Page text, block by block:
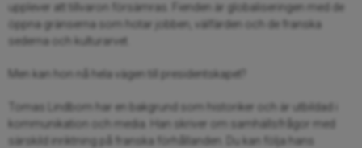
upplever att tillvaron försämras. Fienden är globaliseringen med de
öppna gränserna som hotar jobben, välfärden och de franska
sederna och kulturarvet.
Men kan hon nå hela vägen till presidentskapet?
Tomas Lindbom har en bakgrund som historiker och är utbildad i
kommunikation och media. Han skriver om samhällsfrågor med
särskild inriktning på franska förhållanden. Du kan följa hans